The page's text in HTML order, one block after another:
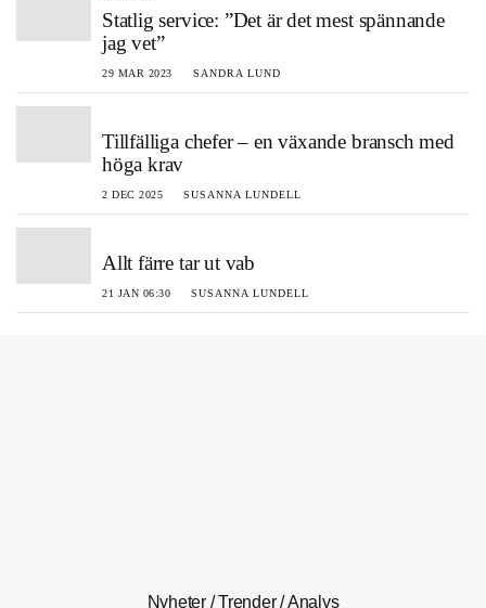
Statlig service: ”Det är det mest spännande
jag vet”
29 MAR 2023 SANDRA LUND
Tillfälliga chefer – en växande bransch med
höga krav
2 DEC 2025 SUSANNA LUNDELL
Allt färre tar ut vab
21 JAN 06:30 SUSANNA LUNDELL
Nyheter / Trender / Analys